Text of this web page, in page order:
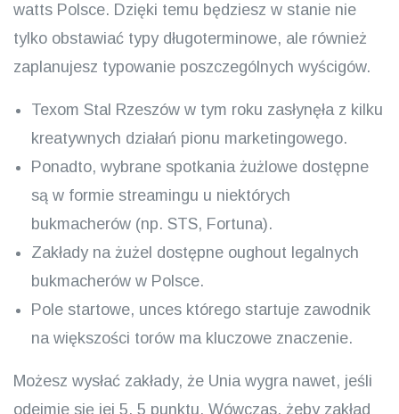
watts Polsce. Dzięki temu będziesz w stanie nie
tylko obstawiać typy długoterminowe, ale również
zaplanujesz typowanie poszczególnych wyścigów.
Texom Stal Rzeszów w tym roku zasłynęła z kilku
kreatywnych działań pionu marketingowego.
Ponadto, wybrane spotkania żużlowe dostępne
są w formie streamingu u niektórych
bukmacherów (np. STS, Fortuna).
Zakłady na żużel dostępne oughout legalnych
bukmacherów w Polsce.
Pole startowe, unces którego startuje zawodnik
na większości torów ma kluczowe znaczenie.
Możesz wysłać zakłady, że Unia wygra nawet, jeśli
odejmie się jej 5. 5 punktu. Wówczas, żeby zakład